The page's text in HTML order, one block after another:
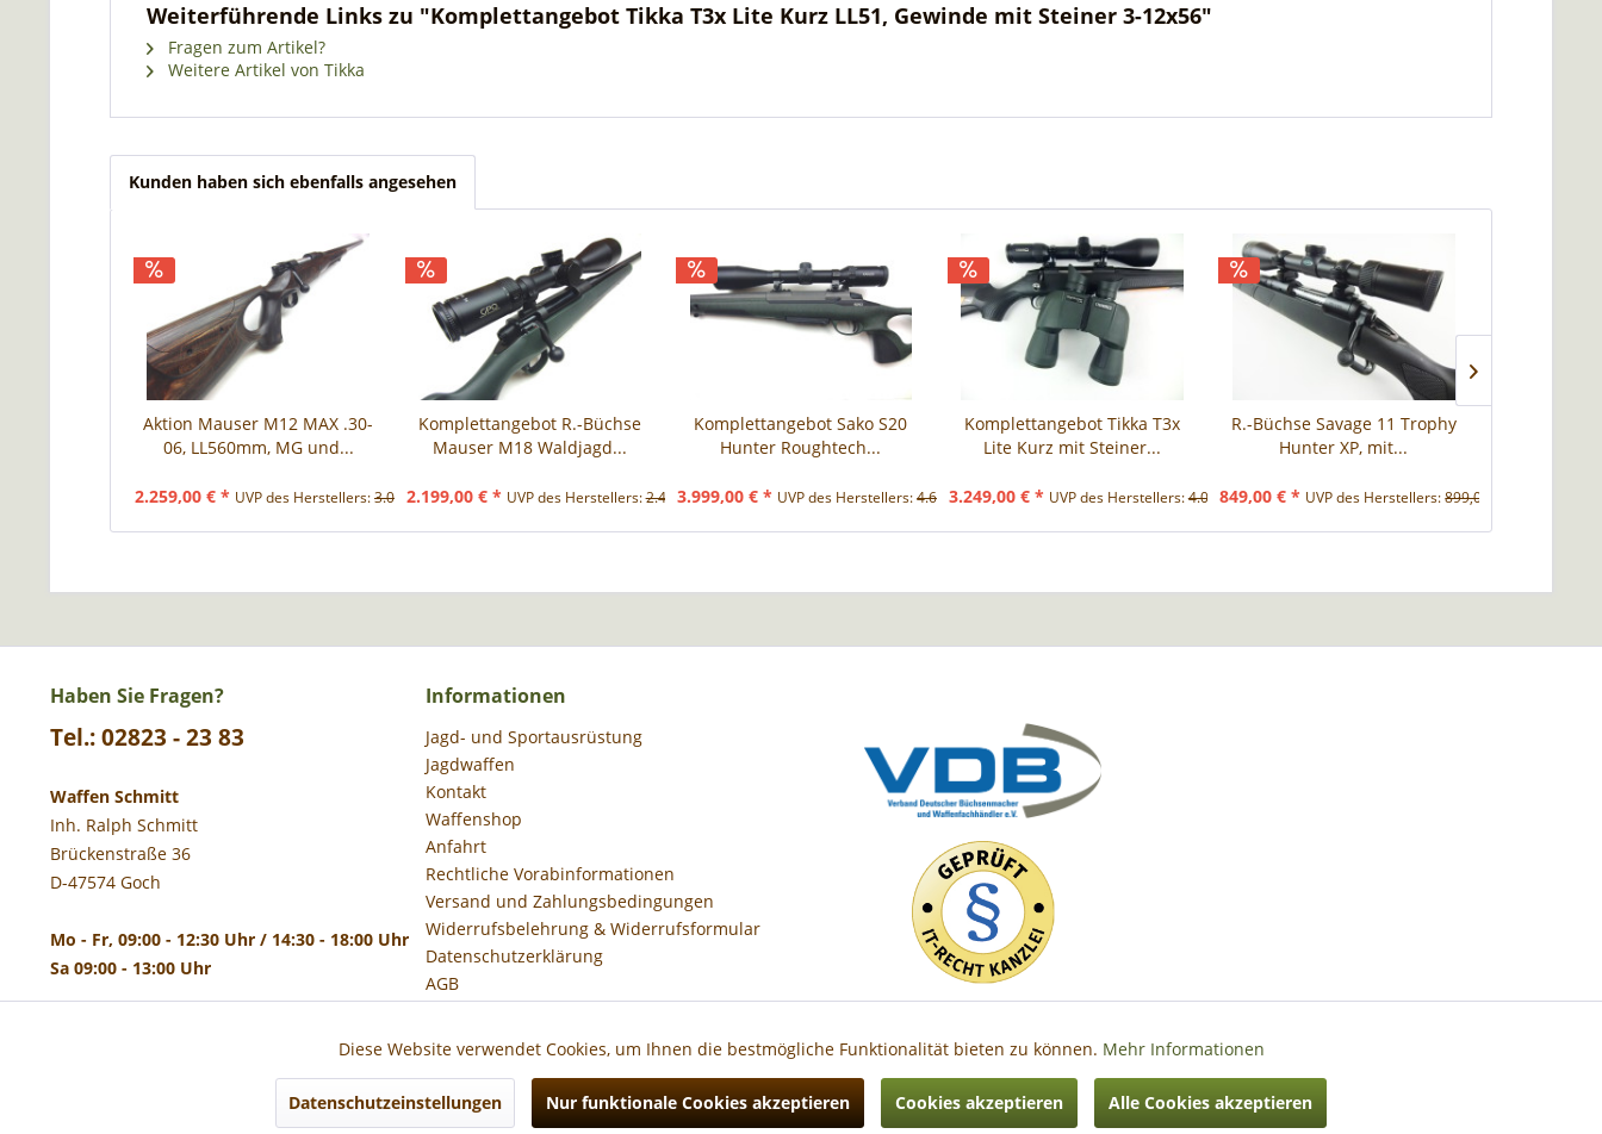
Weiterführende Links zu "Komplettangebot Tikka T3x Lite Kurz LL51, Gewinde mit Steiner 3-12x56"
Fragen zum Artikel?
Weitere Artikel von Tikka
Kunden haben sich ebenfalls angesehen
Aktion Mauser M12 MAX .30-
06, LL560mm, MG und...
2.259,00 € * UVP des Herstellers:3.011,00 € *
Komplettangebot R.-Büchse
Mauser M18 Waldjagd...
2.199,00 € * UVP des Herstellers:2.491,00 € *
Komplettangebot Sako S20
Hunter Roughtech...
3.999,00 € * UVP des Herstellers:4.672,00 € *
Komplettangebot Tikka T3x
Lite Kurz mit Steiner...
3.249,00 € * UVP des Herstellers:4.032,00 € *
R.-Büchse Savage 11 Trophy
Hunter XP, mit...
849,00 € * UVP des Herstellers:899,00 € *
Haben Sie Fragen?
Tel.: 02823 - 23 83
Waffen Schmitt
Inh. Ralph Schmitt
Brückenstraße 36
D-47574 Goch
Mo - Fr, 09:00 - 12:30 Uhr / 14:30 - 18:00 Uhr
Sa 09:00 - 13:00 Uhr
Informationen
Jagd- und Sportausrüstung
Jagdwaffen
Kontakt
Waffenshop
Anfahrt
Rechtliche Vorabinformationen
Versand und Zahlungsbedingungen
Widerrufsbelehrung & Widerrufsformular
Datenschutzerklärung
AGB
* Alle Preise inkl. gesetzl. Mehrwertsteuer zzgl.Versandkosten, wenn nicht anders beschrieben
Diese Website verwendet Cookies, um Ihnen die bestmögliche Funktionalität bieten zu können. Mehr Informationen
Datenschutzeinstellungen Nur funktionale Cookies akzeptieren Cookies akzeptieren Alle Cookies akzeptieren